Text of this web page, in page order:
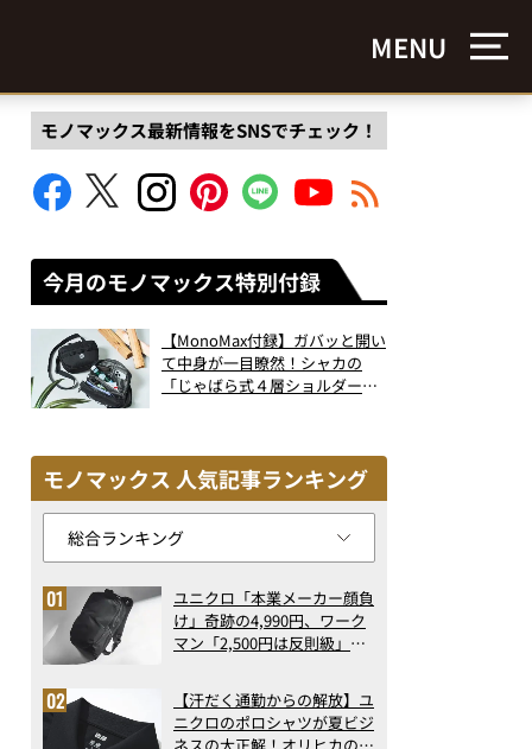
MENU
モノマックス最新情報をSNSでチェック！
今月のモノマックス特別付録
【MonoMax付録】ガバッと開い
て中身が一目瞭然！シャカの
「じゃばら式４層ショルダーバ
モノマックス 人気記事ランキング
ユニクロ「本業メーカー顔負
け」奇跡の4,990円、ワーク
マン「2,500円は反則級」凄
ト3】（2026年6月版）
【汗だく通勤からの解放】ユ
ニクロのポロシャツが夏ビジ